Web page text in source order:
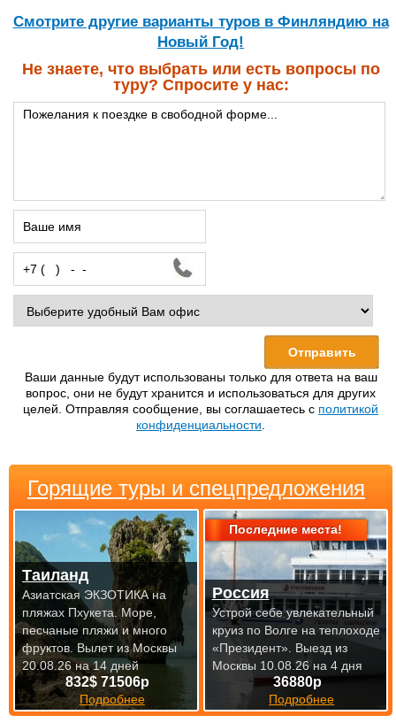
Cмотрите другие варианты туров в Финляндию на
Новый Год!
Не знаете, что выбрать или есть вопросы по
туру? Спросите у нас:
Ваши данные будут использованы только для ответа на ваш
вопрос, они не будут хранится и использоваться для других
целей. Отправляя сообщение, вы соглашаетесь с политикой
конфиденциальности
Горящие туры и спецпредложения
832$ 71506р
Подробнее
Таиланд
Азиатская ЭКЗОТИКА на
пляжах Пхукета. Море,
песчаные пляжи и много
фруктов. Вылет из Москвы
20.08.26 на 14 дней
Последние места!
36880р
Подробнее
Россия
Устрой себе увлекательный
круиз по Волге на теплоходе
«Президент». Выезд из
Москвы 10.08.26 на 4 дня